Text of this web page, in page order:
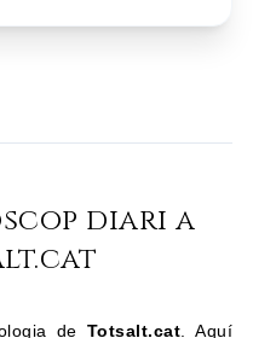
diari a
de Totsalt.cat. Aquí